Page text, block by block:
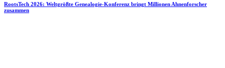
RootsTech 2026: Weltgrößte Genealogie-Konferenz bringt Millionen Ahnenforscher
zusammen